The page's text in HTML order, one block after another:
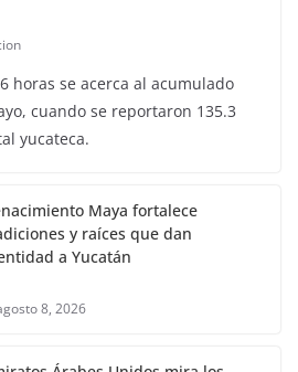
horas se acerca al acumulado
cuando se reportaron 135.3
yucateca.
Maya fortalece
y raíces que dan
a Yucatán
8, 2026